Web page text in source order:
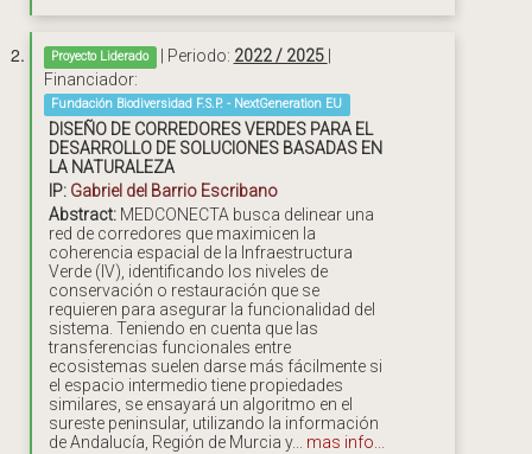
Proyecto Liderado | Periodo: 2022 / 2025 |
Financiador:
Fundación Biodiversidad F.S.P. - NextGeneration EU
DISEÑO DE CORREDORES VERDES PARA EL
DESARROLLO DE SOLUCIONES BASADAS EN
LA NATURALEZA
IP: Gabriel del Barrio Escribano
Abstract: MEDCONECTA busca delinear una
red de corredores que maximicen la
coherencia espacial de la Infraestructura
Verde (IV), identificando los niveles de
conservación o restauración que se
requieren para asegurar la funcionalidad del
sistema. Teniendo en cuenta que las
transferencias funcionales entre
ecosistemas suelen darse más fácilmente si
el espacio intermedio tiene propiedades
similares, se ensayará un algoritmo en el
sureste peninsular, utilizando la información
de Andalucía, Región de Murcia y... mas info...